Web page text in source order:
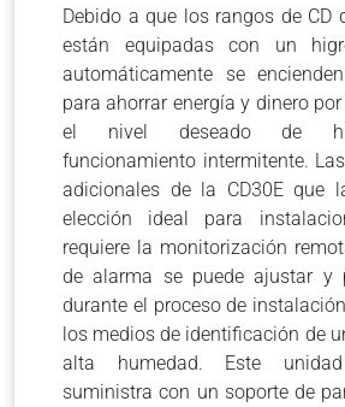
Debido a que los rangos de CD
están equipadas con un
automáticamente se
para ahorrar energía y dinero
el nivel deseado de
funcionamiento intermitente.
adicionales de la CD30E que
elección ideal para
requiere la monitorización
de alarma se puede ajustar y
durante el proceso de
los medios de identificación de
alta humedad. Este
suministra con un soporte de